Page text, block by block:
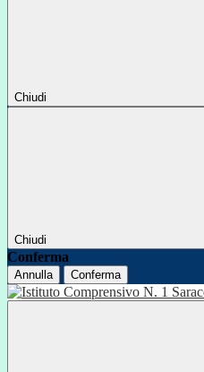
Chiudi
Chiudi
Conferma
Annulla Conferma